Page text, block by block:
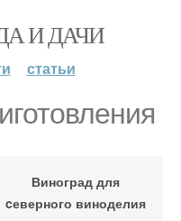
И ДАЧИ
статьи
Виноград для
cеверного виноделия